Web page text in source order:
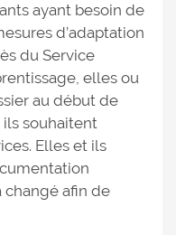
ayant besoin de
d’adaptation
du Service
elles ou
au début de
souhaitent
Elles et ils
changé afin de